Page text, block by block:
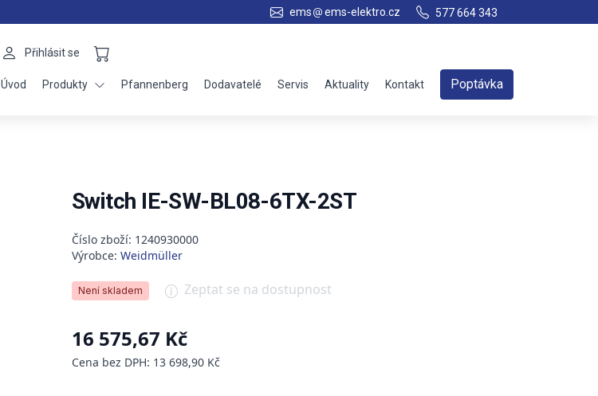
ems ems-elektro.cz 577 664 343
Přihlásit se
Úvod Produkty Pfannenberg Dodavatelé Servis Aktuality Kontakt Poptávka
Switch IE-SW-BL08-6TX-2ST
Číslo zboží: 1240930000
Výrobce: Weidmüller
Není skladem Zeptat se na dostupnost
16 575,67 Kč
Cena bez DPH: 13 698,90 Kč